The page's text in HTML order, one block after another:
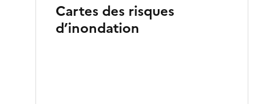
Cartes des risques
d’inondation